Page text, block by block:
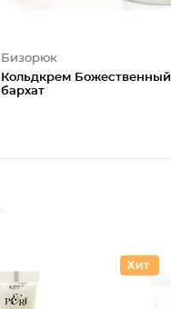
Бизорюк
Кольдкрем Божественный
бархат